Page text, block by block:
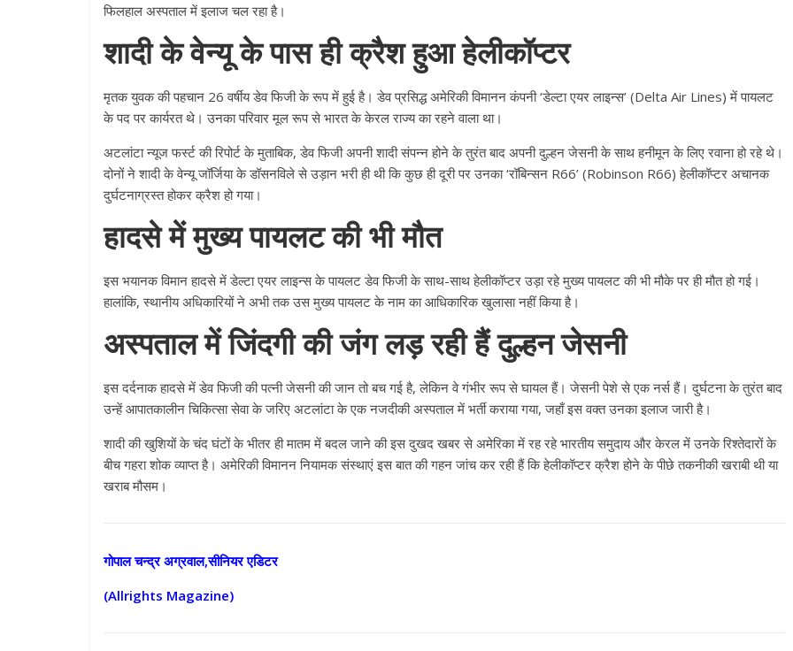
फिलहाल अस्पताल में इलाज चल रहा है।
शादी के वेन्यू के पास ही क्रैश हुआ हेलीकॉप्टर
मृतक युवक की पहचान 26 वर्षीय डेव फिजी के रूप में हुई है। डेव प्रसिद्ध अमेरिकी विमानन कंपनी ‘डेल्टा एयर लाइन्स’ (Delta Air Lines) में पायलट
के पद पर कार्यरत थे। उनका परिवार मूल रूप से भारत के केरल राज्य का रहने वाला था।
अटलांटा न्यूज फर्स्ट की रिपोर्ट के मुताबिक, डेव फिजी अपनी शादी संपन्न होने के तुरंत बाद अपनी दुल्हन जेसनी के साथ हनीमून के लिए रवाना हो रहे थे।
दोनों ने शादी के वेन्यू जॉर्जिया के डॉसनविले से उड़ान भरी ही थी कि कुछ ही दूरी पर उनका ‘रॉबिन्सन R66’ (Robinson R66) हेलीकॉप्टर अचानक
दुर्घटनाग्रस्त होकर क्रैश हो गया।
हादसे में मुख्य पायलट की भी मौत
इस भयानक विमान हादसे में डेल्टा एयर लाइन्स के पायलट डेव फिजी के साथ-साथ हेलीकॉप्टर उड़ा रहे मुख्य पायलट की भी मौके पर ही मौत हो गई।
हालांकि, स्थानीय अधिकारियों ने अभी तक उस मुख्य पायलट के नाम का आधिकारिक खुलासा नहीं किया है।
अस्पताल में जिंदगी की जंग लड़ रही हैं दुल्हन जेसनी
इस दर्दनाक हादसे में डेव फिजी की पत्नी जेसनी की जान तो बच गई है, लेकिन वे गंभीर रूप से घायल हैं। जेसनी पेशे से एक नर्स हैं। दुर्घटना के तुरंत बाद
उन्हें आपातकालीन चिकित्सा सेवा के जरिए अटलांटा के एक नजदीकी अस्पताल में भर्ती कराया गया, जहाँ इस वक्त उनका इलाज जारी है।
शादी की खुशियों के चंद घंटों के भीतर ही मातम में बदल जाने की इस दुखद खबर से अमेरिका में रह रहे भारतीय समुदाय और केरल में उनके रिश्तेदारों के
बीच गहरा शोक व्याप्त है। अमेरिकी विमानन नियामक संस्थाएं इस बात की गहन जांच कर रही हैं कि हेलीकॉप्टर क्रैश होने के पीछे तकनीकी खराबी थी या
खराब मौसम।
गोपाल चन्द्र अग्रवाल,सीनियर एडिटर
(Allrights Magazine)